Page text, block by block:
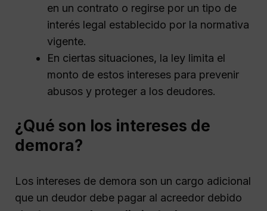
en un contrato o regirse por un tipo de
interés legal establecido por la normativa
vigente.
En ciertas situaciones, la ley limita el
monto de estos intereses para prevenir
abusos y proteger a los deudores.
¿Qué son los intereses de
demora?
Los intereses de demora son un cargo adicional
que un deudor debe pagar al acreedor debido